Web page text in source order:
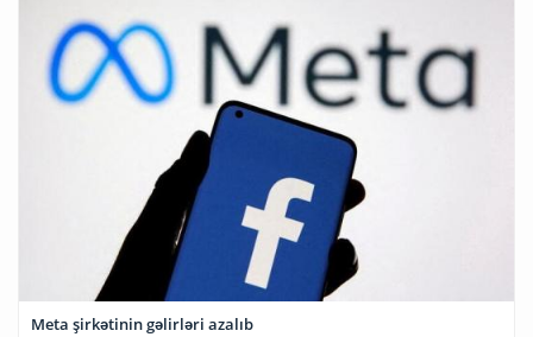
Meta şirkətinin gəlirləri azalıb